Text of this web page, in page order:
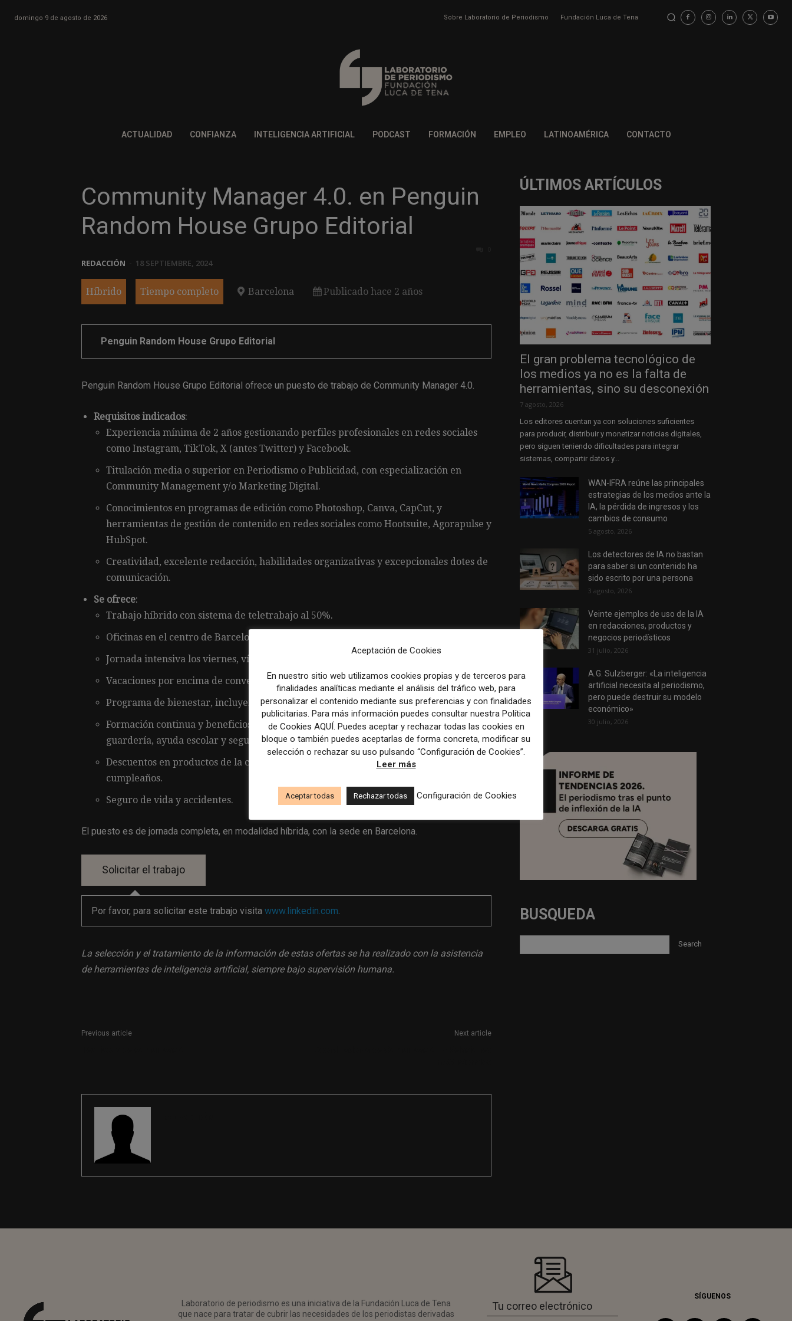
domingo 9 de agosto de 2026 Sobre Laboratorio de Periodismo Fundación Luca de Tena
ACTUALIDAD CONFIANZA INTELIGENCIA ARTIFICIAL PODCAST FORMACIÓN EMPLEO LATINOAMÉRICA CONTACTO
Community Manager 4.0. en Penguin
Random House Grupo Editorial
REDACCIÓN 18 SEPTIEMBRE, 2024
Híbrido Tiempo completo Barcelona Publicado hace 2 años
Penguin Random House Grupo Editorial
Penguin Random House Grupo Editorial ofrece un puesto de trabajo de Community Manager 4.0.
Requisitos indicados:
Experiencia mínima de 2 años gestionando perfiles profesionales en redes sociales
como Instagram, TikTok, X (antes Twitter) y Facebook.
Titulación media o superior en Periodismo o Publicidad, con especialización en
Community Management y/o Marketing Digital.
Conocimientos en programas de edición como Photoshop, Canva, CapCut, y
herramientas de gestión de contenido en redes sociales como Hootsuite, Agorapulse y
HubSpot.
Creatividad, excelente redacción, habilidades organizativas y excepcionales dotes de
comunicación.
Se ofrece:
Trabajo híbrido con sistema de teletrabajo al 50%.
Oficinas en el centro de Barcelona.
Jornada intensiva los viernes, vísperas de festivo y durante los meses de verano.
Vacaciones por encima de convenio y periodos sabáticos.
Programa de bienestar, incluyendo atención psicológica y coaching.
Formación continua y beneficios adicionales como ticket restaurant, ayuda
guardería, ayuda escolar y seguro médico.
Descuentos en productos de la compañía y cheque regalo de 100 € el día del
cumpleaños.
Seguro de vida y accidentes.
El puesto es de jornada completa, en modalidad híbrida, con la sede en Barcelona.
Por favor, para solicitar este trabajo visita www.linkedin.com
La selección y el tratamiento de la información de estas ofertas se ha realizado con la asistencia
de herramientas de inteligencia artificial, siempre bajo supervisión humana.
Previous article Next article
ÚLTIMOS ARTÍCULOS
El gran problema tecnológico de
los medios ya no es la falta de
herramientas, sino su desconexión
7 agosto, 2026
Los editores cuentan ya con soluciones suficientes
para producir, distribuir y monetizar noticias digitales,
pero siguen teniendo dificultades para integrar
sistemas, compartir datos y...
WAN-IFRA reúne las principales
estrategias de los medios ante la
IA, la pérdida de ingresos y los
cambios de consumo
5 agosto, 2026
Los detectores de IA no bastan
para saber si un contenido ha
sido escrito por una persona
3 agosto, 2026
Veinte ejemplos de uso de la IA
en redacciones, productos y
negocios periodísticos
31 julio, 2026
A.G. Sulzberger: «La inteligencia
artificial necesita al periodismo,
pero puede destruir su modelo
económico»
30 julio, 2026
BUSQUEDA
Laboratorio de periodismo es una iniciativa de la Fundación Luca de Tena
que nace para tratar de cubrir las necesidades de los periodistas derivadas
SÍGUENOS
Aceptación de Cookies
En nuestro sitio web utilizamos cookies propias y de terceros para
finalidades analíticas mediante el análisis del tráfico web, para
personalizar el contenido mediante sus preferencias y con finalidades
publicitarias. Para más información puedes consultar nuestra Política
de Cookies AQUÍ. Puedes aceptar y rechazar todas las cookies en
bloque o también puedes aceptarlas de forma concreta, modificar su
selección o rechazar su uso pulsando “Configuración de Cookies”.
Leer más
Aceptar todas Rechazar todas Configuración de Cookies